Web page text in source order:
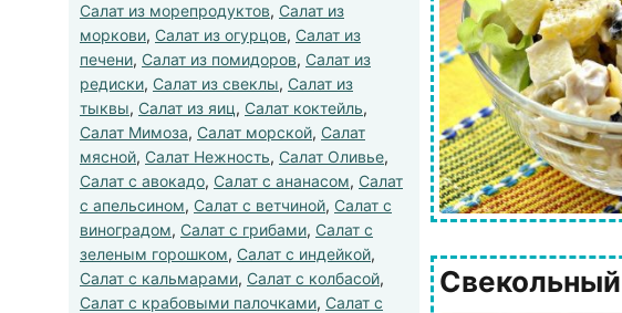
Салат из морепродуктов, Салат из
моркови, Салат из огурцов, Салат из
печени, Салат из помидоров, Салат из
редиски, Салат из свеклы, Салат из
тыквы, Салат из яиц, Салат коктейль,
Салат Мимоза, Салат морской, Салат
мясной, Салат Нежность, Салат Оливье,
Салат с авокадо, Салат с ананасом, Салат
с апельсином, Салат с ветчиной, Салат с
виноградом, Салат с грибами, Салат с
зеленым горошком, Салат с индейкой,
Салат с кальмарами, Салат с колбасой,
Салат с крабовыми палочками, Салат с